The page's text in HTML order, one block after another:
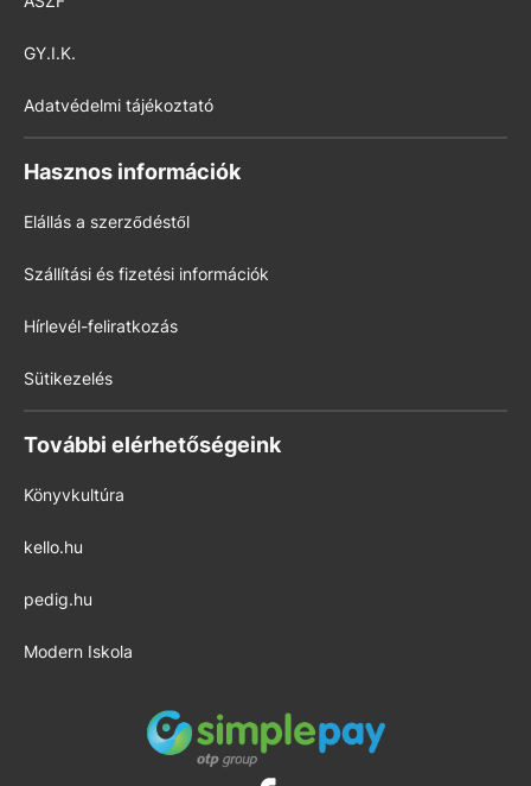
GY.I.K.
Adatvédelmi tájékoztató
Hasznos információk
Elállás a szerződéstől
Szállítási és fizetési információk
Hírlevél-feliratkozás
Sütikezelés
További elérhetőségeink
Könyvkultúra
kello.hu
pedig.hu
Modern Iskola